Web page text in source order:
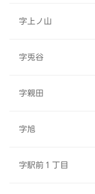
字上ノ山
字兎谷
字親田
字旭
字駅前１丁目